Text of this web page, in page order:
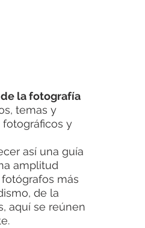
la fotografía
temas y
y
así una guía
amplitud
más
de la
aquí se reúnen